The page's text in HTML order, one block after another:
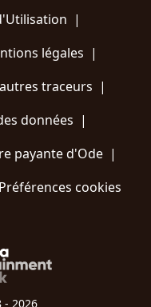
|
légales |
traceurs |
données |
payante d'Ode |
Préférences cookies
2026